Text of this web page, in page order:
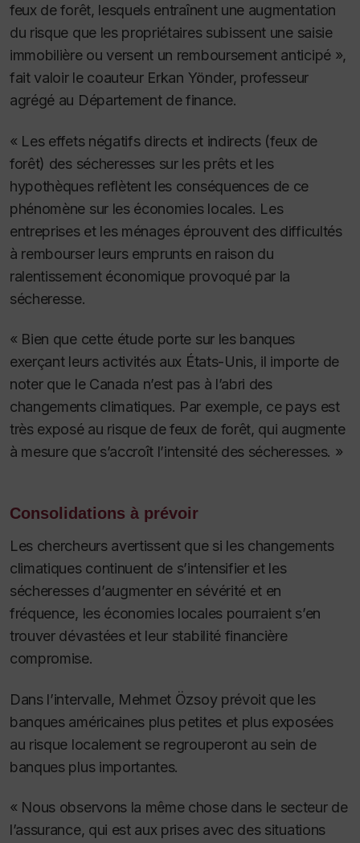
feux de forêt, lesquels entraînent une augmentation
du risque que les propriétaires subissent une saisie
immobilière ou versent un remboursement anticipé »,
fait valoir le coauteur Erkan Yönder, professeur
agrégé au Département de finance.
« Les effets négatifs directs et indirects (feux de
forêt) des sécheresses sur les prêts et les
hypothèques reflètent les conséquences de ce
phénomène sur les économies locales. Les
entreprises et les ménages éprouvent des difficultés
à rembourser leurs emprunts en raison du
ralentissement économique provoqué par la
sécheresse.
« Bien que cette étude porte sur les banques
exerçant leurs activités aux États-Unis, il importe de
noter que le Canada n’est pas à l’abri des
changements climatiques. Par exemple, ce pays est
très exposé au risque de feux de forêt, qui augmente
à mesure que s’accroît l’intensité des sécheresses. »
Consolidations à prévoir
Les chercheurs avertissent que si les changements
climatiques continuent de s’intensifier et les
sécheresses d’augmenter en sévérité et en
fréquence, les économies locales pourraient s’en
trouver dévastées et leur stabilité financière
compromise.
Dans l’intervalle, Mehmet Özsoy prévoit que les
banques américaines plus petites et plus exposées
au risque localement se regrouperont au sein de
banques plus importantes.
« Nous observons la même chose dans le secteur de
l’assurance, qui est aux prises avec des situations